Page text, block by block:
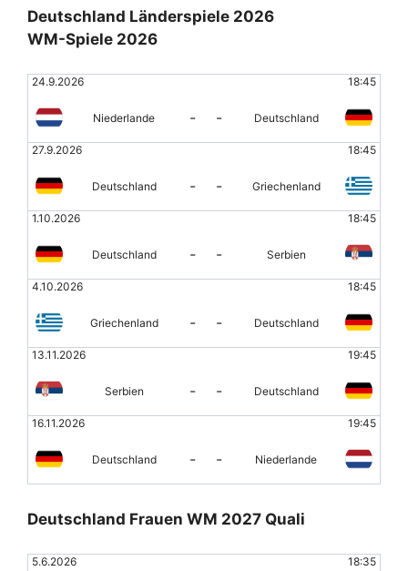
Deutschland Länderspiele 2026
WM-Spiele 2026
24.9.2026 18:45
Niederlande - - Deutschland
27.9.2026 18:45
Deutschland - - Griechenland
1.10.2026 18:45
Deutschland - - Serbien
4.10.2026 18:45
Griechenland - - Deutschland
13.11.2026 19:45
Serbien - - Deutschland
16.11.2026 19:45
Deutschland - - Niederlande
Deutschland Frauen WM 2027 Quali
5.6.2026 18:35